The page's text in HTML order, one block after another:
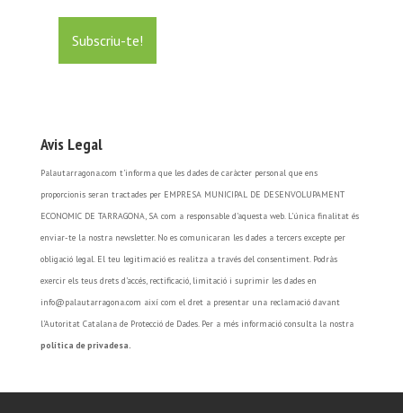
Avis Legal
Palautarragona.com t’informa que les dades de caràcter personal que ens
proporcionis seran tractades per EMPRESA MUNICIPAL DE DESENVOLUPAMENT
ECONOMIC DE TARRAGONA, SA com a responsable d’aquesta web. L’única finalitat és
enviar-te la nostra newsletter. No es comunicaran les dades a tercers excepte per
obligació legal. El teu legitimació es realitza a través del consentiment. Podràs
exercir els teus drets d’accés, rectificació, limitació i suprimir les dades en
info@palautarragona.com així com el dret a presentar una reclamació davant
l’Autoritat Catalana de Protecció de Dades. Per a més informació consulta la nostra
política de privadesa.